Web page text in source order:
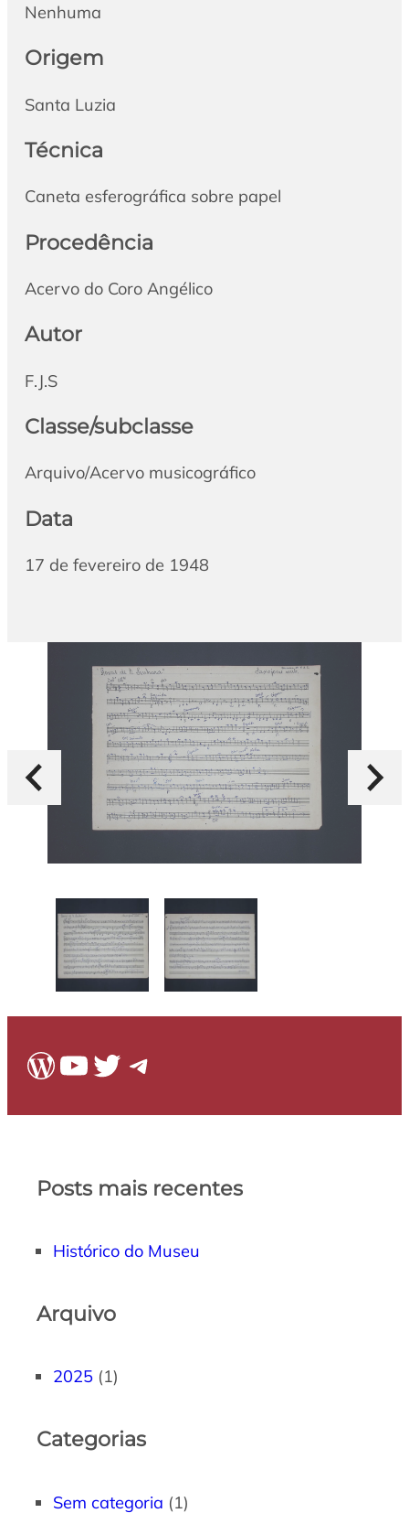
Nenhuma
Origem
Santa Luzia
Técnica
Caneta esferográfica sobre papel
Procedência
Acervo do Coro Angélico
Autor
F.J.S
Classe/subclasse
Arquivo/Acervo musicográfico
Data
17 de fevereiro de 1948
WordPress
Youtube
Twitter
Telegram
Posts mais recentes
Histórico do Museu
Arquivo
2025 (1)
Categorias
Sem categoria (1)